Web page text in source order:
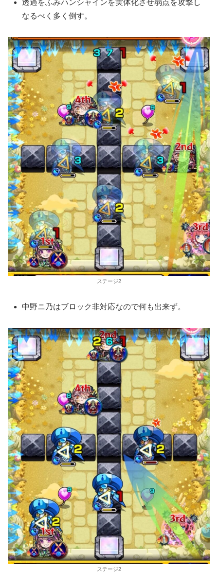
透過をふみハンシャインを実体化させ弱点を攻撃し
なるべく多く倒す。
ステージ2
中野ニ乃はブロック非対応なので何も出来ず。
ステージ2